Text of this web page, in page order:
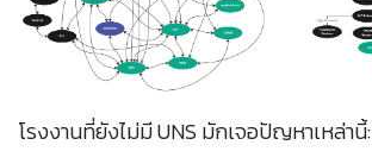
โรงงานที่ยังไม่มี UNS มักเจอปัญหาเหล่านี้: